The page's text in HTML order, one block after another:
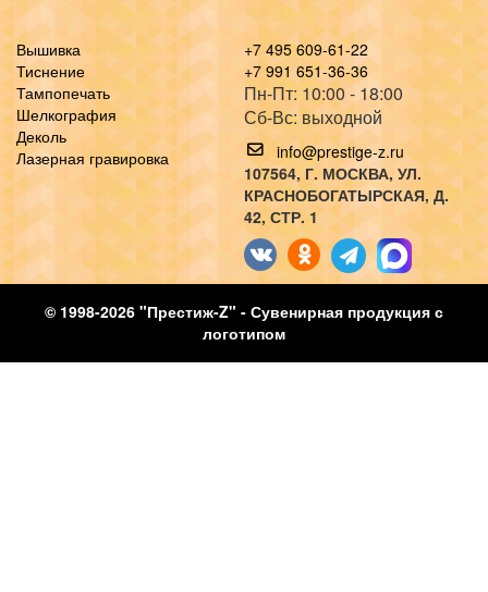
Вышивка
Тиснение
Тампопечать
Шелкография
Деколь
Лазерная гравировка
+7 495 609-61-22
+7 991 651-36-36
Пн-Пт: 10:00 - 18:00
Сб-Вс: выходной
info@prestige-z.ru
107564, Г. МОСКВА, УЛ.
КРАСНОБОГАТЫРСКАЯ, Д.
42, СТР. 1
© 1998-2026 "Престиж-Z" - Сувенирная продукция с
логотипом